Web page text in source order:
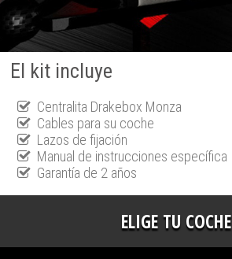
El kit incluye
Centralita Drakebox Monza
Cables para su coche
Lazos de fijación
Manual de instrucciones específica
Garantía de 2 años
ELIGE TU COCHE